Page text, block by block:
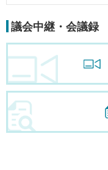
議会中継・会議録